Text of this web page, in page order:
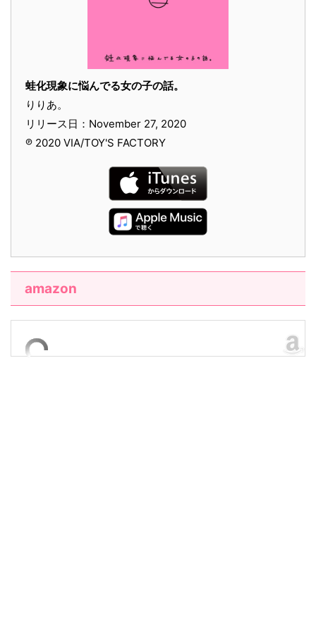
蛙化現象に悩んでる女の子の話。
りりあ。
リリース日：November 27, 2020
℗ 2020 VIA/TOY'S FACTORY
amazon